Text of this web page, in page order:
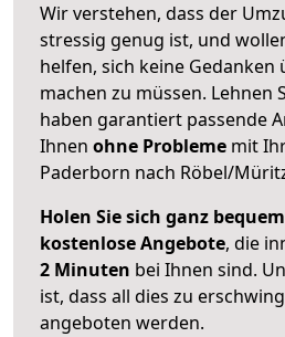
Wir verstehen, dass der
stressig genug ist, und
helfen, sich keine Gedanken
machen zu müssen. Lehnen
haben garantiert passende
Ihnen ohne Probleme mit
Paderborn nach Röbel/
Holen Sie sich ganz
kostenlose Angebote, die
2 Minuten bei Ihnen sind.
ist, dass all dies zu
angeboten werden.